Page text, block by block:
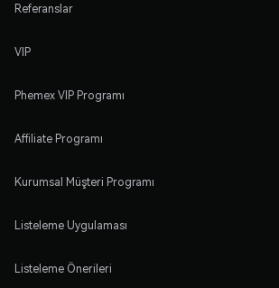
Referanslar
VIP
Phemex VIP Programı
Affiliate Programı
Kurumsal Müşteri Programı
Listeleme Uygulaması
Listeleme Önerileri